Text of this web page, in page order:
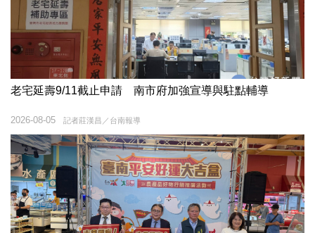
老宅延壽9/11截止申請 南市府加強宣導與駐點輔導
記者莊漢昌／台南報導
2026-08-05